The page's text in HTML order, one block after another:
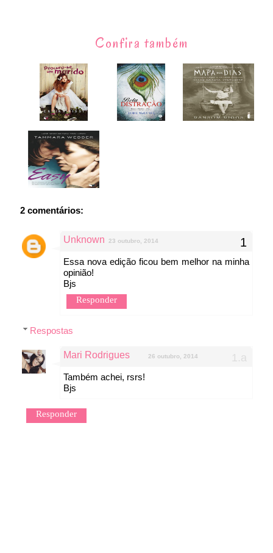
Confira também
2 comentários:
Unknown 23 outubro, 2014
Essa nova edição ficou bem melhor na minha
opinião!
Bjs
Responder
Respostas
Mari Rodrigues 26 outubro, 2014
Também achei, rsrs!
Bjs
Responder